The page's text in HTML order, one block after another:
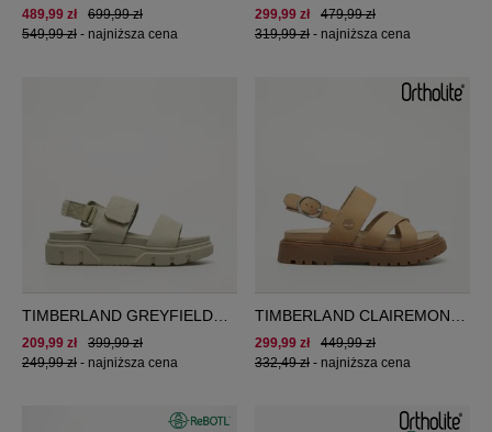
699,99 zł
489,99 zł
549,99 zł - najniższa cena
LOW LACE SNEAKER
479,99 zł
299,99 zł
319,99 zł - najniższa cena
TIMBERLAND GREYFIELD
SANDAL
399,99 zł
209,99 zł
249,99 zł - najniższa cena
TIMBERLAND CLAIREMONT
WAY
449,99 zł
299,99 zł
332,49 zł - najniższa cena